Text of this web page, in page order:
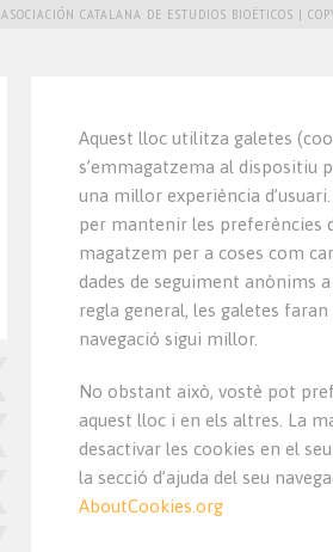
ASOCIACIÓN CATALANA DE ESTUDIOS BIOÉTICOS |
Aquest lloc utilitza galetes (
s’emmagatzema al dispositiu
una millor experiència d’usuari
per mantenir les preferències
magatzem per a coses com
dades de seguiment anònims
regla general, les galetes faran
navegació sigui millor.
No obstant això, vostè pot
aquest lloc i en els altres La
desactivar les cookies en el
la secció d’ajuda del seu
AboutCookies.org